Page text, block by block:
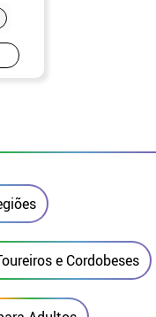
e Cordobeses